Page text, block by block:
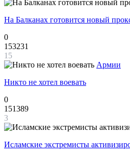
На Балканах готовится новый
0
153231
15
Армии
Никто не хотел воевать
0
151389
3
Исламские экстремисты